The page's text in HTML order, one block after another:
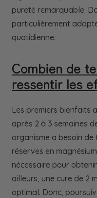
pureté remarquable.
particulièrement
quotidienne.
Combien de
ressentir les
Les premiers bienfaits
après 2 à 3 semaines
organisme a besoin
réserves en
nécessaire pour
ailleurs, une cure de 2
optimal. Donc,